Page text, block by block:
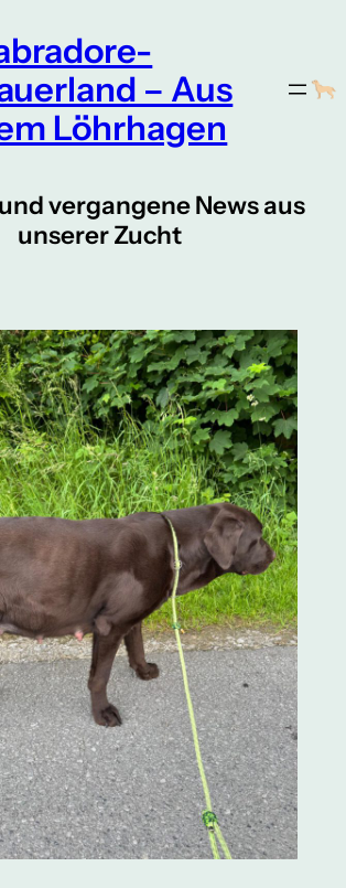
– Aus
Löhrhagen
vergangene News aus
unserer Zucht